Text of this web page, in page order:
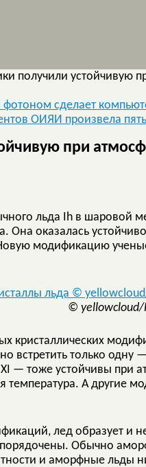
получили устойчивую
сделает
ОИЯИ произвела
при
льда Ih в шаровой
Она оказалась
модификацию
© yellowcloud/
кристаллических
встретить только одну
— тоже устойчивы при
температура. А другие
лед образует и
Обычно
и аморфные льды